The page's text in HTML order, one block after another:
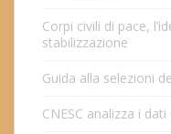
Corpi civili di pace,
stabilizzazione
Guida alla selezioni
CNESC analizza i